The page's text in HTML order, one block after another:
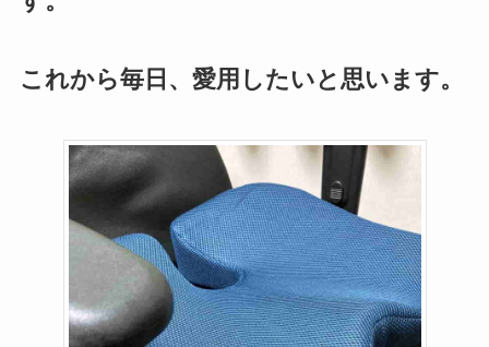
これから毎日、愛用したいと思います。